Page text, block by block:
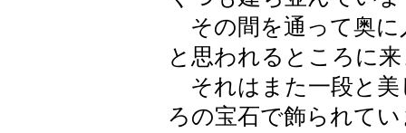
その間を通って奥に
と思われるところに
それはまた一段と美
ろの宝石で飾られて